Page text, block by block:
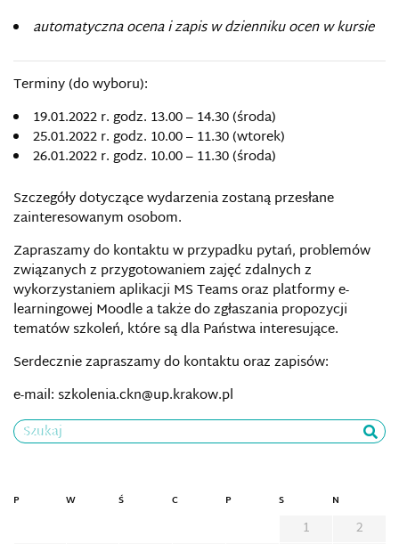
automatyczna ocena i zapis w dzienniku ocen w kursie
Terminy (do wyboru):
19.01.2022 r. godz. 13.00 – 14.30 (środa)
25.01.2022 r. godz. 10.00 – 11.30 (wtorek)
26.01.2022 r. godz. 10.00 – 11.30 (środa)
Szczegóły dotyczące wydarzenia zostaną przesłane
zainteresowanym osobom.
Zapraszamy do kontaktu w przypadku pytań, problemów
związanych z przygotowaniem zajęć zdalnych z
wykorzystaniem aplikacji MS Teams oraz platformy e-
learningowej Moodle a także do zgłaszania propozycji
tematów szkoleń, które są dla Państwa interesujące.
Serdecznie zapraszamy do kontaktu oraz zapisów:
e-mail: szkolenia.ckn@up.krakow.pl
Szukaj
P W Ś C P S N
1
2